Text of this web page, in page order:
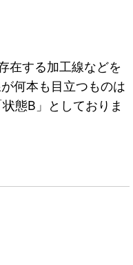
在する加工線などを
何本も目立つものは
態B」としておりま